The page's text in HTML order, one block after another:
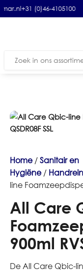
(0)46-4105100
Zoeken
Home/Sanitair en
Hygiëne/
line
All Care
900ml
De All Care Qbic-